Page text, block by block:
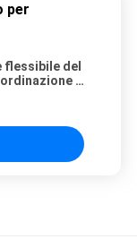
per
flessibile del
di